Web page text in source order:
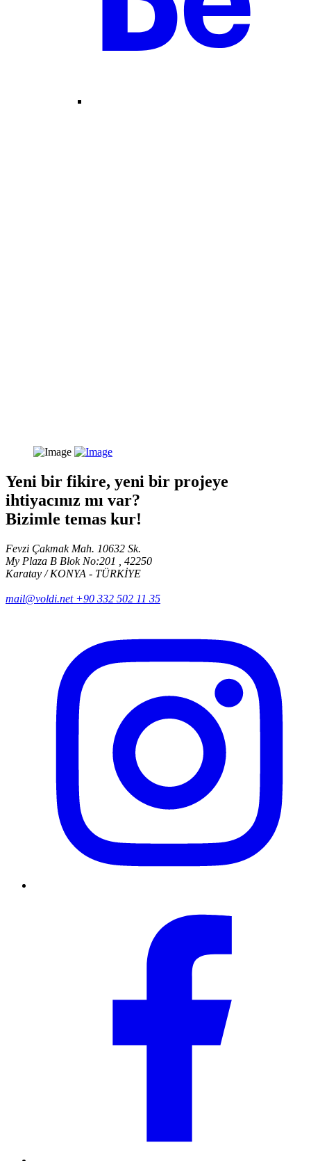
Yeni bir fikire, yeni bir projeye
ihtiyacınız mı var?
Bizimle temas kur!
Fevzi Çakmak Mah. 10632 Sk.
My Plaza B Blok No:201 , 42250
Karatay / KONYA - TÜRKİYE
mail@voldi.net +90 332 502 11 35